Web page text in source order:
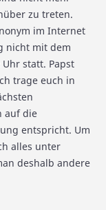
zu treten.
im Internet
nicht mit dem
statt. Papst
trage euch in
auf die
entspricht. Um
alles unter
deshalb andere